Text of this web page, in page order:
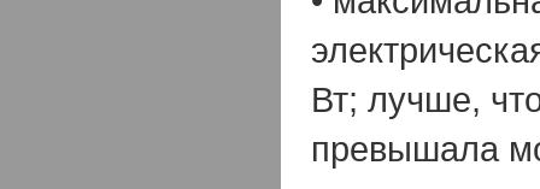
Вт; лучше,
превышала